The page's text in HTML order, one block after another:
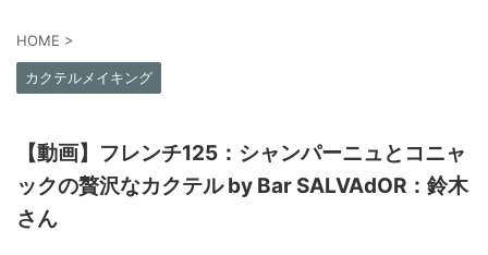
HOME >
カクテルメイキング
【動画】フレンチ125：シャンパーニュとコニャ
ックの贅沢なカクテル by Bar SALVAdOR：鈴木
さん